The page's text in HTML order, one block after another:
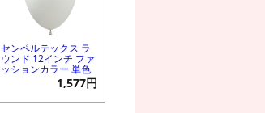
センペルテックス ラ
ウンド 12インチ ファ
ッションカラー 単色
1,577円